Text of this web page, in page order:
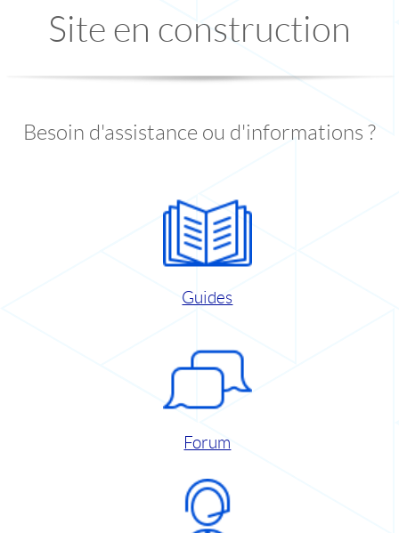
Site en construction
Besoin d'assistance ou d'informations ?
Guides
Forum